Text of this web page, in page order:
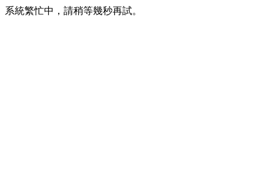
系統繁忙中，請稍等幾秒再試。